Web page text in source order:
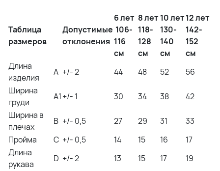
Таблица
размеров
Допустимые
отклонения
6 лет
106-
116
см
8 лет
118-
128
см
10 лет
130-
140
см
12 лет
142-
152
см
Длина
изделия
A +/- 2 44 48 52
56
Ширина
груди
A1+/- 1 30 34 38
42
Ширина в
плечах
B +/- 0,5 27 29 31
33
Пройма
C +/- 0,5 14 15 16
17
Длина
рукава
D +/- 2 13 15 17
19